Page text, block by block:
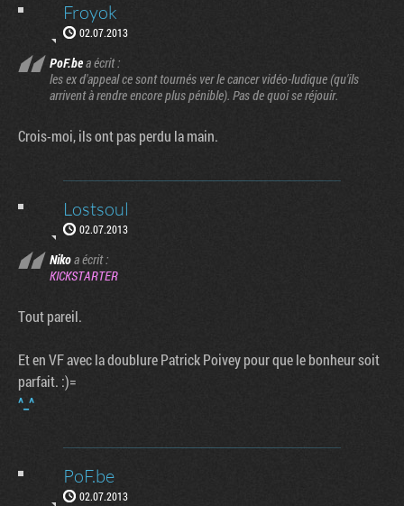
Froyok
02.07.2013
PoF.bea écrit :
les ex d'appeal ce sont tournés ver le cancer vidéo-ludique (qu'ils
arrivent à rendre encore plus pénible). Pas de quoi se réjouir.
Crois-moi, ils ont pas perdu la main.
Lostsoul
02.07.2013
Nikoa écrit :
KICKSTARTER
Tout pareil.
Et en VF avec la doublure Patrick Poivey pour que le bonheur soit
parfait. :)=
^_^
PoF.be
02.07.2013